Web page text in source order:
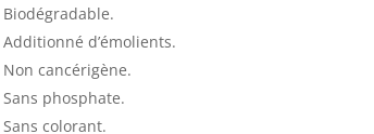
Biodégradable.
Additionné d’émolients.
Non cancérigène.
Sans phosphate.
Sans colorant.